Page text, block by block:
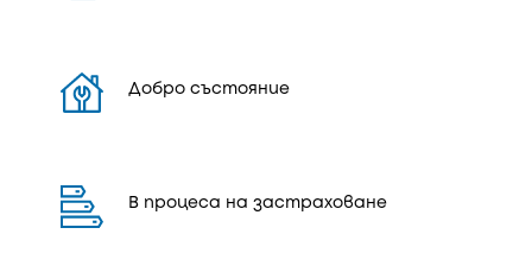
Добро състояние
В процеса на застраховане